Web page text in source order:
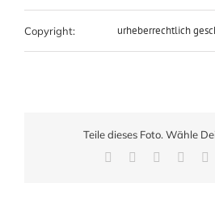
Copyright: urheberrechtlich
Teile dieses Foto. Wähle
Facebook LinkedIn